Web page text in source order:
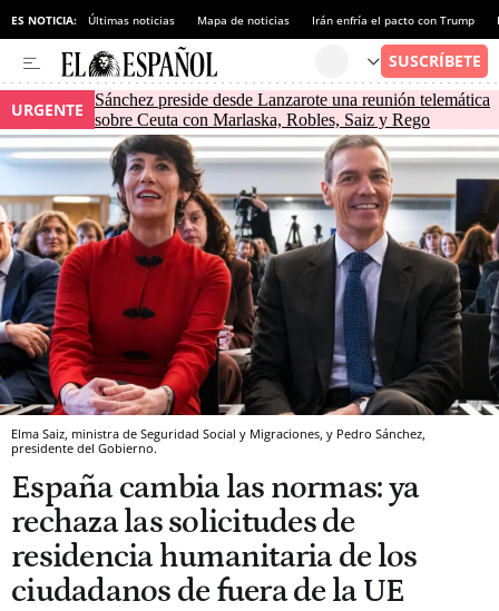
ES NOTICIA: Últimas noticias Mapa de noticias Irán enfría el pacto con Trump
URGENTE
Sánchez preside desde Lanzarote una reunión telemática
sobre Ceuta con Marlaska, Robles, Saiz y Rego
Elma Saiz, ministra de Seguridad Social y Migraciones, y Pedro Sánchez,
presidente del Gobierno.
España cambia las normas: ya
rechaza las solicitudes de
residencia humanitaria de los
ciudadanos de fuera de la UE